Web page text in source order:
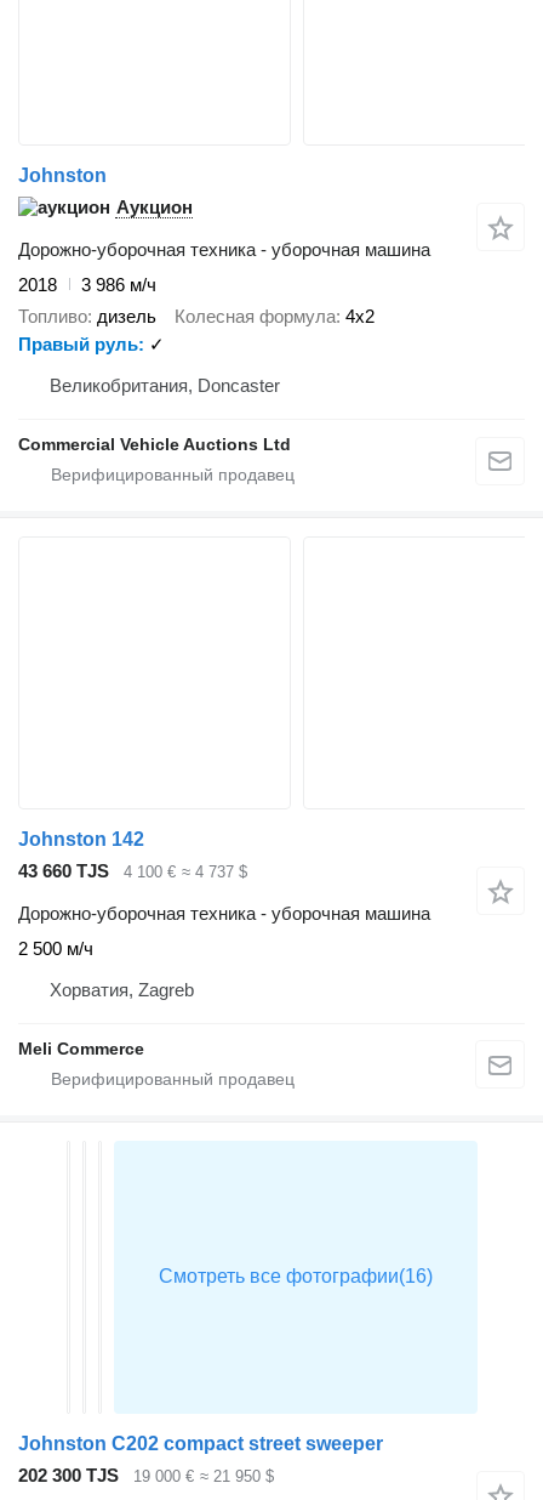
Johnston
Аукцион
Дорожно-уборочная техника - уборочная машина
2018
3 986 м/ч
Топливо дизель Колесная формула 4x2
Правый руль
✓
Великобритания, Doncaster
Commercial Vehicle Auctions Ltd
Johnston 142
43 660 TJS
4 100 € ≈ 4 737 $
Дорожно-уборочная техника - уборочная машина
2 500 м/ч
Хорватия, Zagreb
Meli Commerce
Johnston C202 compact street sweeper
202 300 TJS
19 000 € ≈ 21 950 $